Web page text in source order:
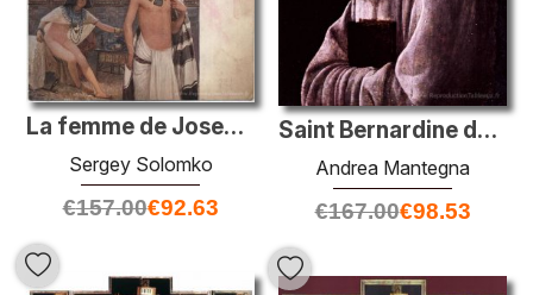
Saint Bernardine de Siena
Andrea Mantegna
€167.00€98.53
La femme de Joseph et Potiphar
Sergey Solomko
€157.00€92.63